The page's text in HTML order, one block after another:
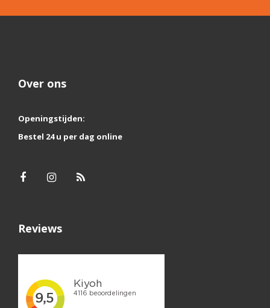
Over ons
Openingstijden:
Bestel 24 u per dag online
Reviews